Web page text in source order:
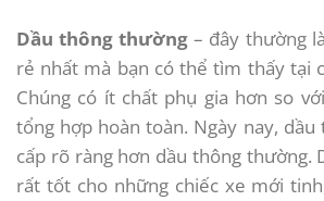
Dầu thông thường – đây thường
rẻ nhất mà bạn có thể tìm thấy tại
Chúng có ít chất phụ gia hơn so
tổng hợp hoàn toàn. Ngày nay,
cấp rõ ràng hơn dầu thông thường.
rất tốt cho những chiếc xe mới